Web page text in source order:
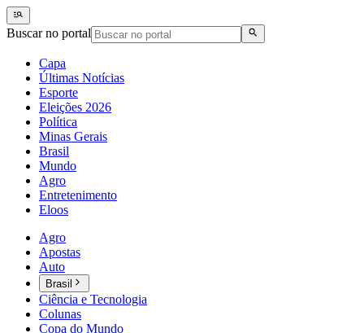
Buscar no portal
Capa
Últimas Notícias
Esporte
Eleições 2026
Política
Minas Gerais
Brasil
Mundo
Agro
Entretenimento
Eloos
Agro
Apostas
Auto
Brasil
Ciência e Tecnologia
Colunas
Copa do Mundo